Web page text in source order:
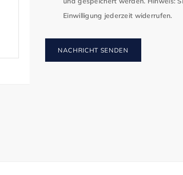
Einwilligung jederzeit widerrufen.
NACHRICHT SENDEN